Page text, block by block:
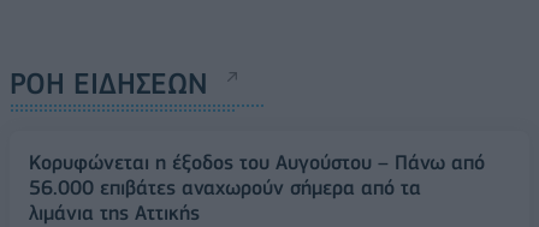
ΡΟΗ ΕΙΔΗΣΕΩΝ
Κορυφώνεται η έξοδος του Αυγούστου – Πάνω από
56.000 επιβάτες αναχωρούν σήμερα από τα
λιμάνια της Αττικής